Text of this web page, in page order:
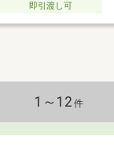
即引渡し可
1～12 件